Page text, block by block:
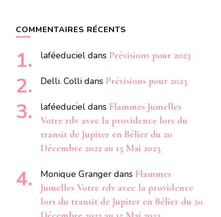
COMMENTAIRES RÉCENTS
laféeduciel dans Prévisions pour 2023
Delli. Colli dans Prévisions pour 2023
laféeduciel dans Flammes Jumelles
Votre rdv avec la providence lors du
transit de Jupiter en Bélier du 20
Décembre 2022 au 15 Mai 2023
Monique Granger dans Flammes
Jumelles Votre rdv avec la providence
lors du transit de Jupiter en Bélier du 20